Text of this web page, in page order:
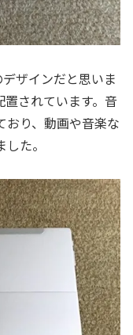
ザインだと思いま
されています。音
おり、動画や音楽な
た。